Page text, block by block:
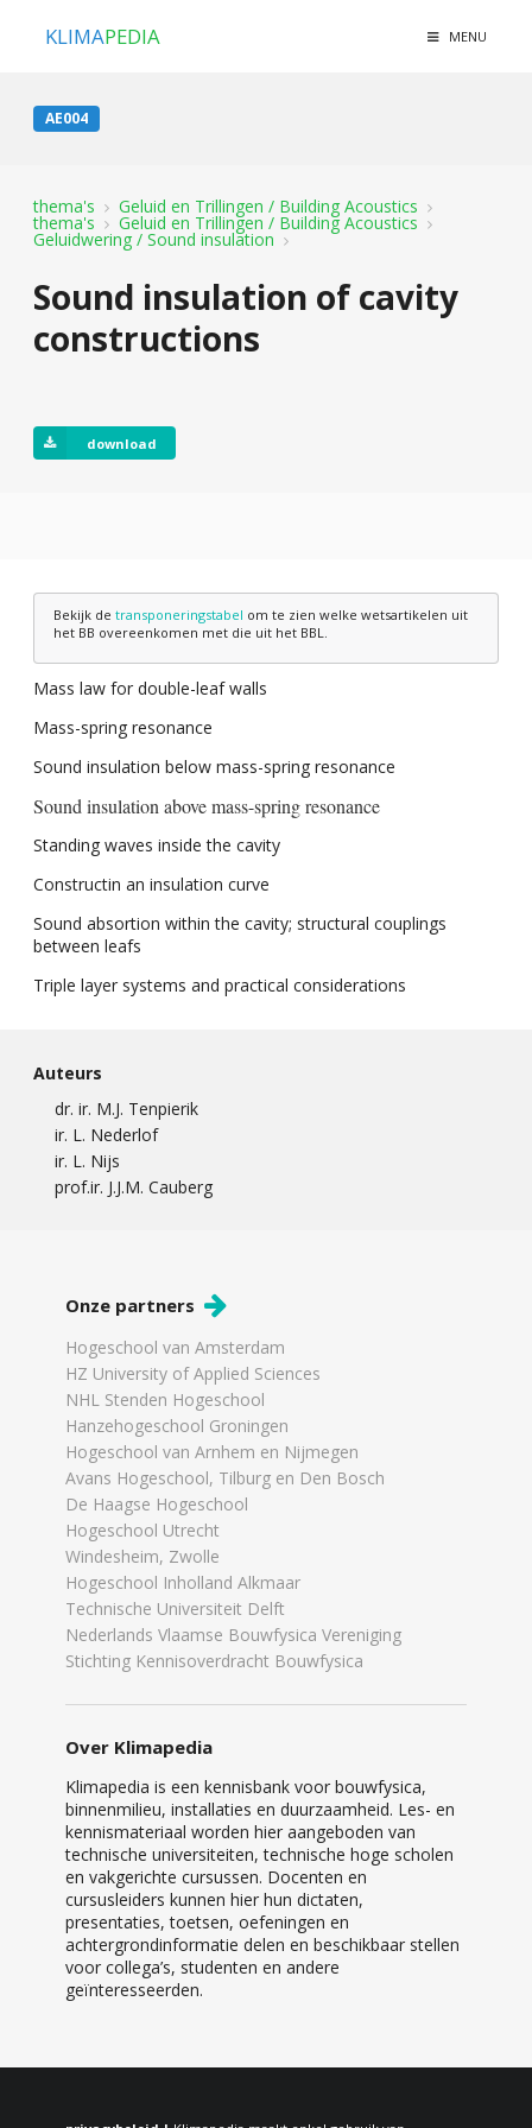
KLIMAPEDIA MENU
AE004
thema's Geluid en Trillingen / Building Acoustics
thema's Geluid en Trillingen / Building Acoustics
Geluidwering / Sound insulation
Sound insulation of cavity
constructions
download
Bekijk de transponeringstabel om te zien welke wetsartikelen uit
het BB overeenkomen met die uit het BBL.
Mass law for double-leaf walls
Mass-spring resonance
Sound insulation below mass-spring resonance
Sound insulation above mass-spring resonance
Standing waves inside the cavity
Constructin an insulation curve
Sound absortion within the cavity; structural couplings
between leafs
Triple layer systems and practical considerations
Auteurs
dr. ir. M.J. Tenpierik
ir. L. Nederlof
ir. L. Nijs
prof.ir. J.J.M. Cauberg
Onze partners
Hogeschool van Amsterdam
HZ University of Applied Sciences
NHL Stenden Hogeschool
Hanzehogeschool Groningen
Hogeschool van Arnhem en Nijmegen
Avans Hogeschool, Tilburg en Den Bosch
De Haagse Hogeschool
Hogeschool Utrecht
Windesheim, Zwolle
Hogeschool Inholland Alkmaar
Technische Universiteit Delft
Nederlands Vlaamse Bouwfysica Vereniging
Stichting Kennisoverdracht Bouwfysica
Over Klimapedia
Klimapedia is een kennisbank voor bouwfysica,
binnenmilieu, installaties en duurzaamheid. Les- en
kennismateriaal worden hier aangeboden van
technische universiteiten, technische hoge scholen
en vakgerichte cursussen. Docenten en
cursusleiders kunnen hier hun dictaten,
presentaties, toetsen, oefeningen en
achtergrondinformatie delen en beschikbaar stellen
voor collega’s, studenten en andere
geïnteresseerden.